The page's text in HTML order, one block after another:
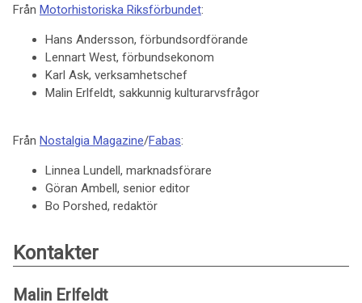
Från Motorhistoriska Riksförbundet:
Hans Andersson, förbundsordförande
Lennart West, förbundsekonom
Karl Ask, verksamhetschef
Malin Erlfeldt, sakkunnig kulturarvsfrågor
Från Nostalgia Magazine/Fabas:
Linnea Lundell, marknadsförare
Göran Ambell, senior editor
Bo Porshed, redaktör
Kontakter
Malin Erlfeldt